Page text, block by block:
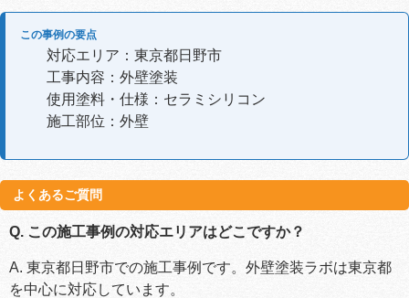
この事例の要点
対応エリア：東京都日野市
工事内容：外壁塗装
使用塗料・仕様：セラミシリコン
施工部位：外壁
よくあるご質問
Q. この施工事例の対応エリアはどこですか？
A. 東京都日野市での施工事例です。外壁塗装ラボは東京都
を中心に対応しています。